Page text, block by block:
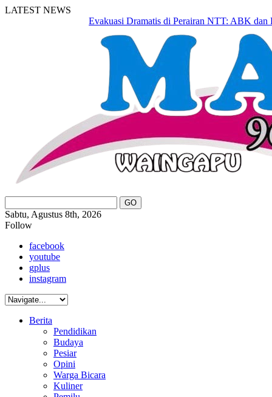
LATEST NEWS
Evakuasi Dramatis di Perairan NTT: ABK dan
Sabtu, Agustus 8th, 2026
Follow
facebook
youtube
gplus
instagram
Berita
Pendidikan
Budaya
Pesiar
Opini
Warga Bicara
Kuliner